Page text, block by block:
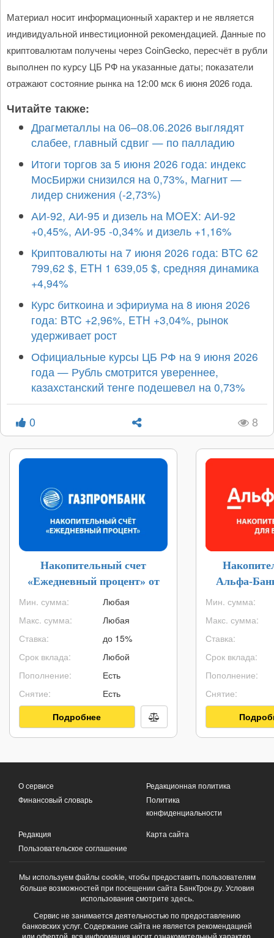
Материал носит информационный характер и не является
индивидуальной инвестиционной рекомендацией. Данные по
криптовалютам получены через CoinGecko, пересчёт в рубли
выполнен по курсу ЦБ РФ на указанные даты; показатели
отражают состояние рынка на 12:00 мск 6 июня 2026 года.
Читайте также:
Драгметаллы на 06–08.06.2026 выглядят
слабее, главный сдвиг — по палладию
Итоги торгов за 5 июня 2026 года: индекс
МосБиржи снизился на 0,73%, Магнит —
лидер снижения (-2,73%)
АИ-92, АИ-95 и дизель на MOEX: АИ-92
+0,45%, АИ-95 -0,34% и дизель +1,16%
Криптовалюты на 7 июня 2026 года: BTC 62
799,62 $, ETH 1 639,05 $, средняя динамика
+4,94%
Курс биткоина и эфириума на 8 июня 2026
года: BTC +2,96%, ETH +3,04%, рынок
удерживает рост
Официальные курсы ЦБ РФ на 9 июня 2026
года — Рубль смотрится увереннее,
казахстанский тенге подешевел на 0,73%
0 8
Накопительный счет
«Ежедневный процент» от
Газпромбанка
Мин. сумма:
Макс. сумма:
Ставка:
Срок вклада:
Пополнение:
Снятие:
Любая
Любая
до 15%
Любой
Есть
Есть
Подробнее
Альфа-
Мин. сумма:
Макс. сумма:
Ставка:
Срок вклада:
Пополнение:
Снятие:
О сервисе
Финансовый словарь
Редакционная политика
Политика
конфиденциальности
Редакция
Пользовательское соглашение
Карта сайта
Мы используем файлы cookie, чтобы предоставить пользователям
больше возможностей при посещении сайта БанкТрон.ру. Условия
использования смотрите здесь.
Сервис не занимается деятельностью по предоставлению
банковских услуг. Содержание сайта не является рекомендацией
или офертой, вся информация носит ознакомительный характер.